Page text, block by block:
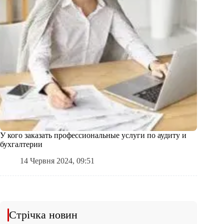
У кого заказать профессиональные услуги по аудиту и
бухгалтерии
14 Червня 2024, 09:51
Стрічка новин